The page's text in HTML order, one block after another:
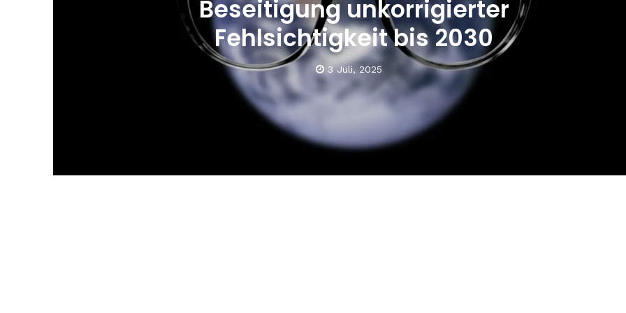
Beseitigung unkorrigierter
Fehlsichtigkeit bis 2030
3 Juli, 2025